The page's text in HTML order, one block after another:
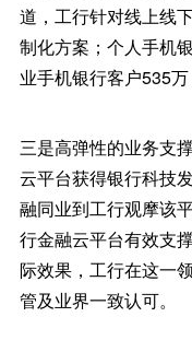
道，工行针对线上线
制化方案；个人手机
业手机银行客户535
三是高弹性的业务支
云平台获得银行科技
融同业到工行观摩该
行金融云平台有效支
际效果，工行在这一
管及业界一致认可。